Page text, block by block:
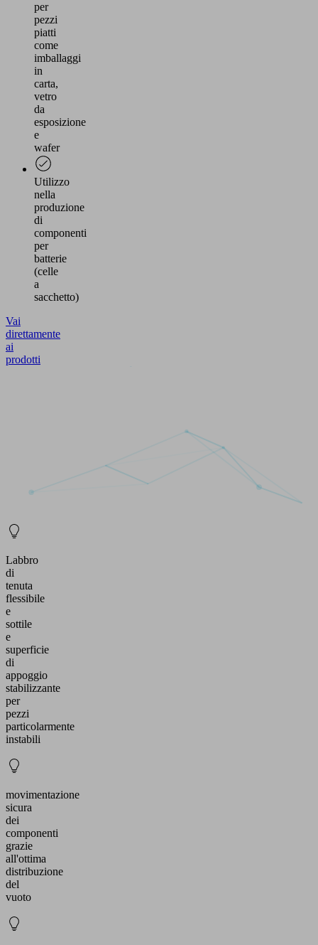
per
pezzi
piatti
come
imballaggi
in
carta,
vetro
da
esposizione
e
wafer
Utilizzo
nella
produzione
di
componenti
per
batterie
(celle
a
sacchetto)
Vai
direttamente
ai
prodotti
Labbro
di
tenuta
flessibile
e
sottile
e
superficie
di
appoggio
stabilizzante
per
pezzi
particolarmente
instabili
movimentazione
sicura
dei
componenti
grazie
all'ottima
distribuzione
del
vuoto